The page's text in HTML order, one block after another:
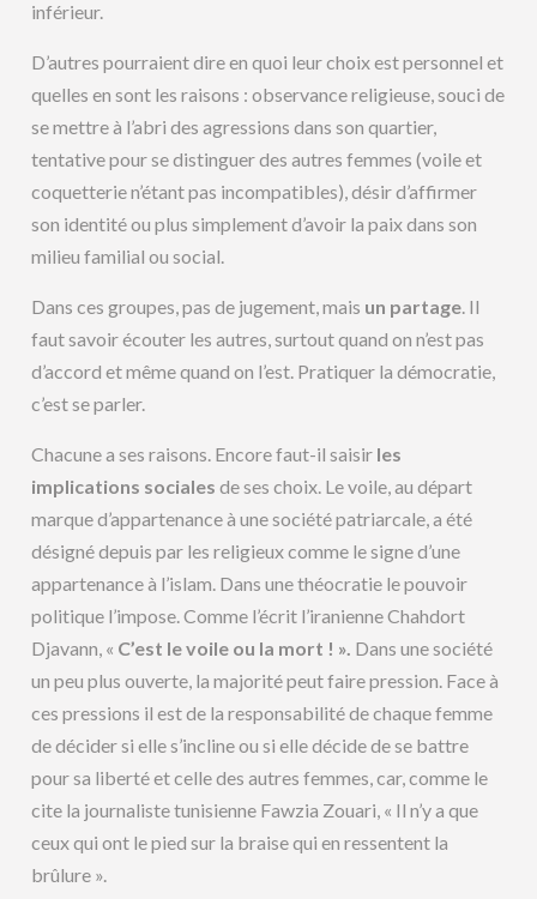
inférieur.
D’autres pourraient dire en quoi leur choix est personnel et
quelles en sont les raisons : observance religieuse, souci de
se mettre à l’abri des agressions dans son quartier,
tentative pour se distinguer des autres femmes (voile et
coquetterie n’étant pas incompatibles), désir d’affirmer
son identité ou plus simplement d’avoir la paix dans son
milieu familial ou social.
Dans ces groupes, pas de jugement, mais un partage. Il
faut savoir écouter les autres, surtout quand on n’est pas
d’accord et même quand on l’est. Pratiquer la démocratie,
c’est se parler.
Chacune a ses raisons. Encore faut-il saisir les
implications sociales de ses choix. Le voile, au départ
marque d’appartenance à une société patriarcale, a été
désigné depuis par les religieux comme le signe d’une
appartenance à l’islam. Dans une théocratie le pouvoir
politique l’impose. Comme l’écrit l’iranienne Chahdort
Djavann, « C’est le voile ou la mort ! ». Dans une société
un peu plus ouverte, la majorité peut faire pression. Face à
ces pressions il est de la responsabilité de chaque femme
de décider si elle s’incline ou si elle décide de se battre
pour sa liberté et celle des autres femmes, car, comme le
cite la journaliste tunisienne Fawzia Zouari, « Il n’y a que
ceux qui ont le pied sur la braise qui en ressentent la
brûlure ».